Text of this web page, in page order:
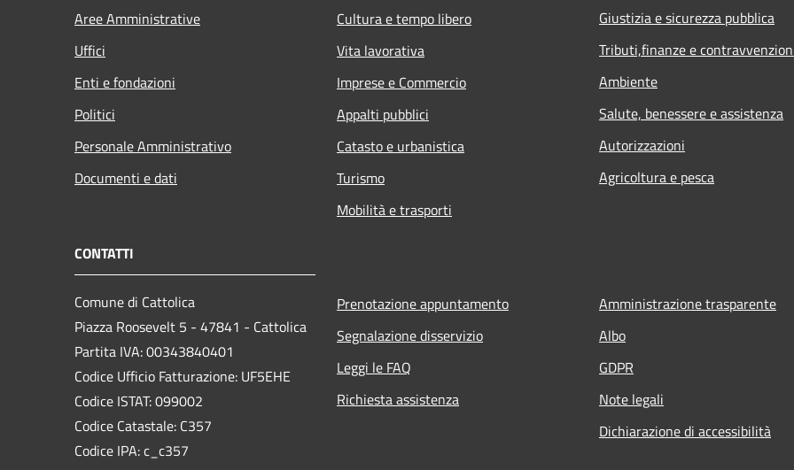
Aree Amministrative
Uffici
Enti e fondazioni
Politici
Personale Amministrativo
Documenti e dati
Cultura e tempo libero
Vita lavorativa
Imprese e Commercio
Appalti pubblici
Catasto e urbanistica
Turismo
Mobilità e trasporti
Giustizia e sicurezza pubblica
Tributi,finanze e
Ambiente
Salute, benessere e assistenza
Autorizzazioni
Agricoltura e pesca
CONTATTI
Comune di Cattolica
Piazza Roosevelt 5 - 47841 - Cattolica
Partita IVA: 00343840401
Codice Ufficio Fatturazione: UF5EHE
Codice ISTAT: 099002
Codice Catastale: C357
Codice IPA: c_c357
Prenotazione appuntamento
Segnalazione disservizio
Leggi le FAQ
Richiesta assistenza
Amministrazione trasparente
Albo
GDPR
Note legali
Dichiarazione di accessibilità